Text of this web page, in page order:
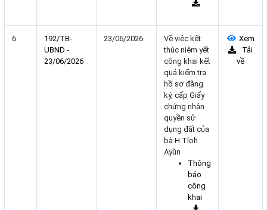
6
192/TB-
UBND -
23/06/2026
23/06/2026
Về việc kết
thúc niêm yết
công khai kết
quả kiểm tra
hồ sơ đăng
ký, cấp Giấy
chứng nhận
quyền sử
dụng đất của
bà H Tloh
Ayŭn
Thông
báo
công
khai
Xem
Tải
về